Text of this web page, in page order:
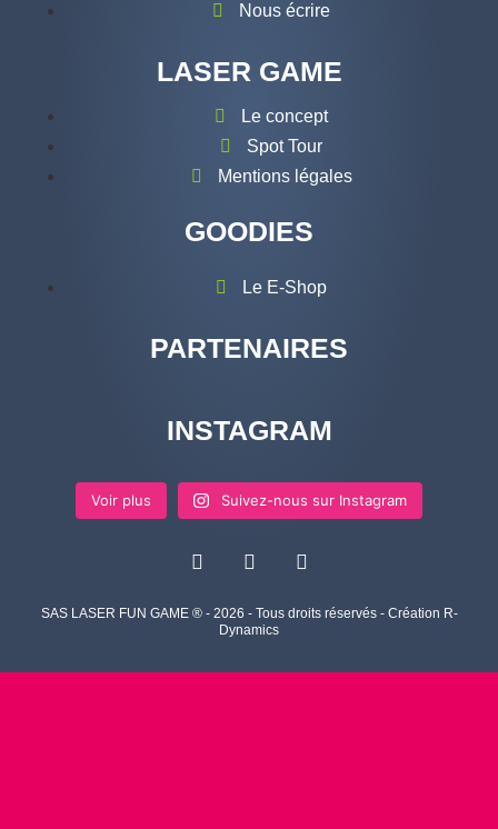
Nous écrire
LASER GAME
Le concept
Spot Tour
Mentions légales
GOODIES
Le E-Shop
PARTENAIRES
INSTAGRAM
Voir plus Suivez-nous sur Instagram
SAS LASER FUN GAME ® - 2026 - Tous droits réservés - Création R-
Dynamics